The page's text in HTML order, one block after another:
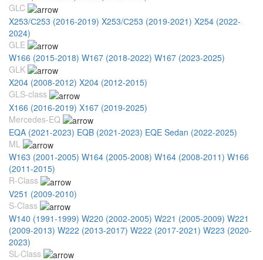
GLC
X253/С253 (2016-2019) X253/С253 (2019-2021) X254 (2022-
2024)
GLE
W166 (2015-2018) W167 (2018-2022) W167 (2023-2025)
GLK
X204 (2008-2012) X204 (2012-2015)
GLS-class
X166 (2016-2019) X167 (2019-2025)
Mercedes-EQ
EQA (2021-2023) EQB (2021-2023) EQE Sedan (2022-2025)
ML
W163 (2001-2005) W164 (2005-2008) W164 (2008-2011) W166
(2011-2015)
R-Class
V251 (2009-2010)
S-Class
W140 (1991-1999) W220 (2002-2005) W221 (2005-2009) W221
(2009-2013) W222 (2013-2017) W222 (2017-2021) W223 (2020-
2023)
SL-Class